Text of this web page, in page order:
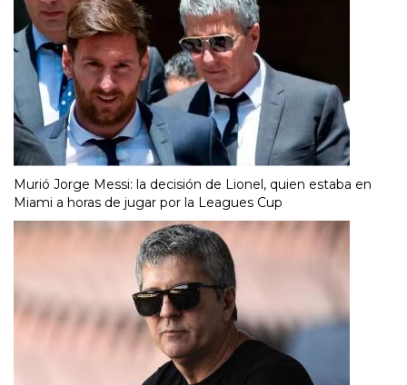
Murió Jorge Messi: la decisión de Lionel, quien estaba en
Miami a horas de jugar por la Leagues Cup